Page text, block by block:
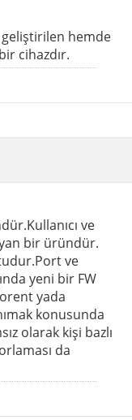
hemde
cihazdır.
ve
bir üründür.
ve
yeni bir FW
yada
konusunda
olarak kişi bazlı
da